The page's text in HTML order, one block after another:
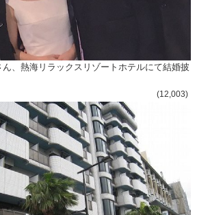
ん、熱海リラックスリゾートホテルにて結婚披
(12,003)